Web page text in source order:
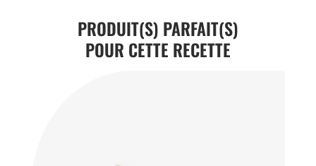
PRODUIT(S) PARFAIT(S)
POUR CETTE RECETTE